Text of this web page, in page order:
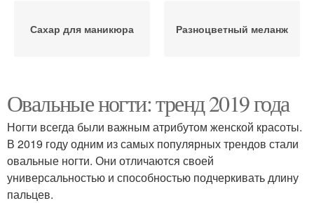
Сахар для маникюра Разноцветный меланж
Овальные ногти: тренд 2019 года
Ногти всегда были важным атрибутом женской красоты.
В 2019 году одним из самых популярных трендов стали
овальные ногти. Они отличаются своей
универсальностью и способностью подчеркивать длину
пальцев.